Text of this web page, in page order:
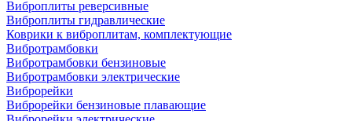
Виброплиты реверсивные
Виброплиты гидравлические
Коврики к виброплитам, комплектующие
Вибротрамбовки
Вибротрамбовки бензиновые
Вибротрамбовки электрические
Виброрейки
Виброрейки бензиновые плавающие